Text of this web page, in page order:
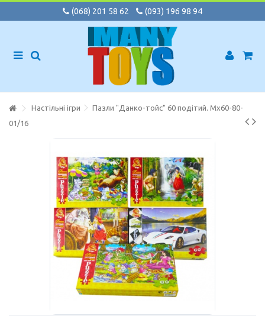
(068) 201 58 62 (093) 196 98 94
Настільні ігри
Пазли "Данко-тойс" 60 подітий. Mx60-80-
01/16